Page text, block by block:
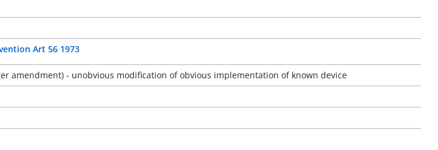
Art 56 1973
amendment) - unobvious modification of obvious implementation of known device